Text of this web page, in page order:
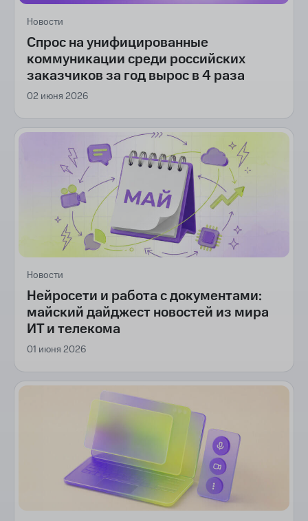
Новости
Спрос на унифицированные
коммуникации среди российских
заказчиков за год вырос в 4 раза
02 июня 2026
Новости
Нейросети и работа с документами:
майский дайджест новостей из мира
ИТ и телекома
01 июня 2026